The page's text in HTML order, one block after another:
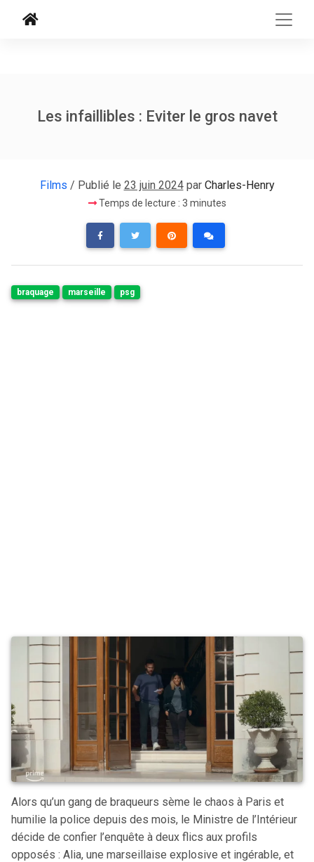
Les infaillibles : Eviter le gros navet
Films / Publié le 23 juin 2024par Charles-Henry
Temps de lecture : 3 minutes
braquage marseille psg
Alors qu’un gang de braqueurs sème le chaos à Paris et
humilie la police depuis des mois, le Ministre de l’Intérieur
décide de confier l’enquête à deux flics aux profils
opposés : Alia, une marseillaise explosive et ingérable, et